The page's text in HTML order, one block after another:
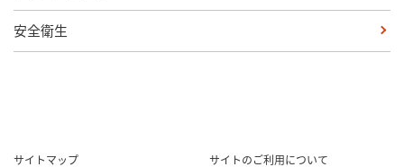
安全衛生
サイトマップ サイトのご利用について